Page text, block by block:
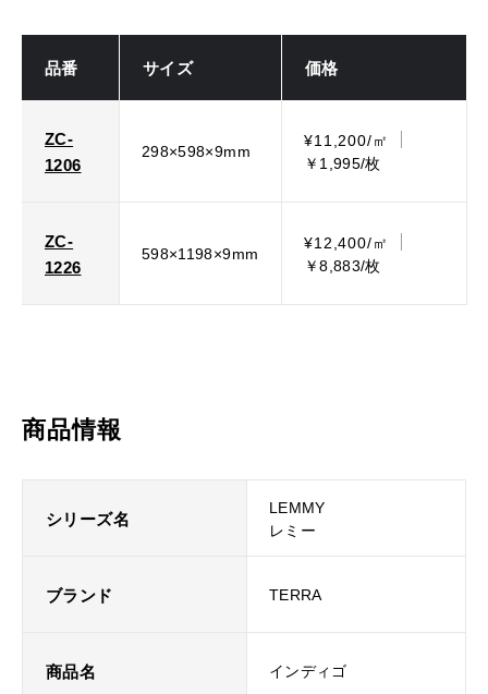
品番 サイズ 価格
ZC-
1206
298×598×9mm
¥11,200/㎡
￥1,995/枚
ZC-
1226
598×1198×9mm
¥12,400/㎡
￥8,883/枚
商品情報
シリーズ名
LEMMY
レミー
ブランド TERRA
商品名 インディゴ